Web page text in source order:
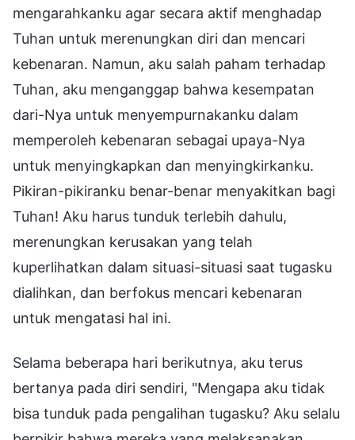
mengarahkanku agar secara aktif menghadap
Tuhan untuk merenungkan diri dan mencari
kebenaran. Namun, aku salah paham terhadap
Tuhan, aku menganggap bahwa kesempatan
dari-Nya untuk menyempurnakanku dalam
memperoleh kebenaran sebagai upaya-Nya
untuk menyingkapkan dan menyingkirkanku.
Pikiran-pikiranku benar-benar menyakitkan bagi
Tuhan! Aku harus tunduk terlebih dahulu,
merenungkan kerusakan yang telah
kuperlihatkan dalam situasi-situasi saat tugasku
dialihkan, dan berfokus mencari kebenaran
untuk mengatasi hal ini.
Selama beberapa hari berikutnya, aku terus
bertanya pada diri sendiri, "Mengapa aku tidak
bisa tunduk pada pengalihan tugasku? Aku selalu